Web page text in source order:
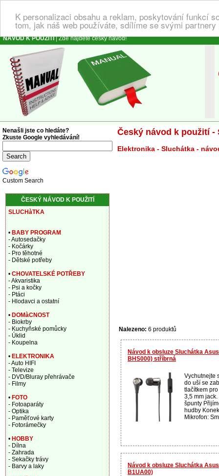
K personalizaci obsahu a reklam, poskytování funkcí
tom, jak náš web používáte, sdílíme se svými
NÁVOD K POUŽITÍ| Zde najdete český návod!
Český návod k použití -
Elektronika - Sluchátka -
Nalezeno: 6 produktů
Návod k obsluze Sluchátka
BHS000) stříbrná
Vychutnejte
do uší se
tlačítkem
3,5 mm
špunty
hudby
Mikrofon:
Návod k obsluze Sluchátka
B1UA00)
Nenašli jste co hledáte?
Zkuste Google vyhledávání!
Custom Search
ČESKÝ NÁVOD K POUŽITÍ
SLUCHàTKA
• BABY PROGRAM
- Autosedačky
- Kočárky
- Pro těhotné
- Dětské potřeby
• CHOVATELSKÉ POTŘEBY
- Akvaristika
- Psi a kočky
- Ptáci
- Hlodavci a ostatní
• DOMàCNOST
- Biokrby
- Kuchyňské pomůcky
- Úklid
- Koupelna
• ELEKTRONIKA
- Auto HIFI
- Televize
- DVD/Bluray přehrávače
- Filmy
• FOTO
- Fotoaparáty
- Optika
- Paměťové karty
- Fotorámečky
• HOBBY
- Dílna
- Zahrada
- Sekačky trávy
- Barvy a laky